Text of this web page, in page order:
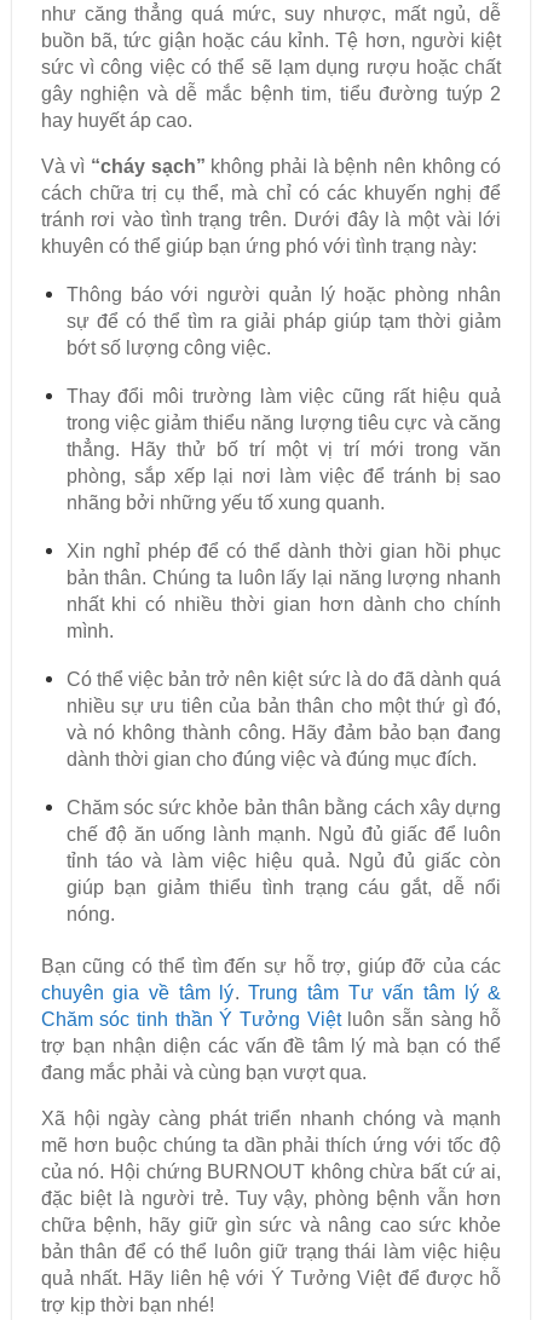
như căng thẳng quá mức, suy nhược, mất ngủ, dễ
buồn bã, tức giận hoặc cáu kỉnh. Tệ hơn, người kiệt
sức vì công việc có thể sẽ lạm dụng rượu hoặc chất
gây nghiện và dễ mắc bệnh tim, tiểu đường tuýp 2
hay huyết áp cao.
Và vì “cháy sạch” không phải là bệnh nên không có
cách chữa trị cụ thể, mà chỉ có các khuyến nghị để
tránh rơi vào tình trạng trên. Dưới đây là một vài lới
khuyên có thể giúp bạn ứng phó với tình trạng này:
Thông báo với người quản lý hoặc phòng nhân
sự để có thể tìm ra giải pháp giúp tạm thời giảm
bớt số lượng công việc.
Thay đổi môi trường làm việc cũng rất hiệu quả
trong việc giảm thiểu năng lượng tiêu cực và căng
thẳng. Hãy thử bố trí một vị trí mới trong văn
phòng, sắp xếp lại nơi làm việc để tránh bị sao
nhãng bởi những yếu tố xung quanh.
Xin nghỉ phép để có thể dành thời gian hồi phục
bản thân. Chúng ta luôn lấy lại năng lượng nhanh
nhất khi có nhiều thời gian hơn dành cho chính
mình.
Có thể việc bản trở nên kiệt sức là do đã dành quá
nhiều sự ưu tiên của bản thân cho một thứ gì đó,
và nó không thành công. Hãy đảm bảo bạn đang
dành thời gian cho đúng việc và đúng mục đích.
Chăm sóc sức khỏe bản thân bằng cách xây dựng
chế độ ăn uống lành mạnh. Ngủ đủ giấc để luôn
tỉnh táo và làm việc hiệu quả. Ngủ đủ giấc còn
giúp bạn giảm thiểu tình trạng cáu gắt, dễ nổi
nóng.
Bạn cũng có thể tìm đến sự hỗ trợ, giúp đỡ của các
chuyên gia về tâm lý.Trung tâm Tư vấn tâm lý &
Chăm sóc tinh thần Ý Tưởng Việtluôn sẵn sàng hỗ
trợ bạn nhận diện các vấn đề tâm lý mà bạn có thể
đang mắc phải và cùng bạn vượt qua.
Xã hội ngày càng phát triển nhanh chóng và mạnh
mẽ hơn buộc chúng ta dần phải thích ứng với tốc độ
của nó. Hội chứng BURNOUT không chừa bất cứ ai,
đặc biệt là người trẻ. Tuy vậy, phòng bệnh vẫn hơn
chữa bệnh, hãy giữ gìn sức và nâng cao sức khỏe
bản thân để có thể luôn giữ trạng thái làm việc hiệu
quả nhất. Hãy liên hệ với Ý Tưởng Việt để được hỗ
trợ kịp thời bạn nhé!